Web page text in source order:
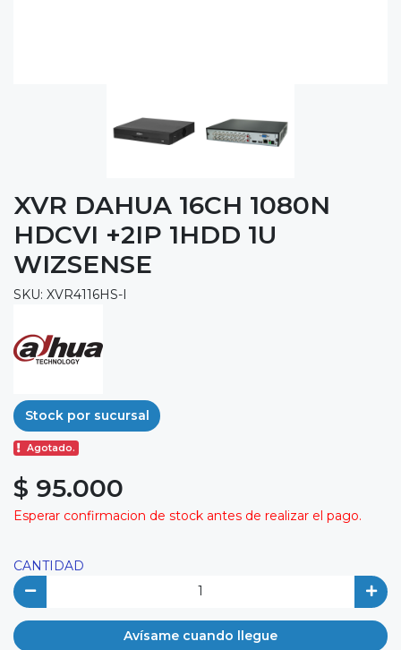
XVR DAHUA 16CH 1080N
HDCVI +2IP 1HDD 1U
WIZSENSE
SKU: XVR4116HS-I
Stock por sucursal
Agotado.
$ 95.000
Esperar confirmacion de stock antes de realizar el pago.
CANTIDAD
Avísame cuando llegue